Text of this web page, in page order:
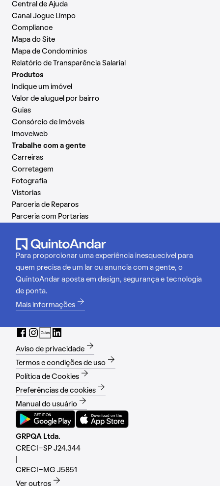
Central de Ajuda
Canal Jogue Limpo
Compliance
Mapa do Site
Mapa de Condomínios
Relatório de Transparência Salarial
Produtos
Indique um imóvel
Valor de aluguel por bairro
Guias
Consórcio de Imóveis
Imovelweb
Trabalhe com a gente
Carreiras
Corretagem
Fotografia
Vistorias
Parceria de Reparos
Parceria com Portarias
Para proporcionar uma experiência inesquecível para
quem precisa de um lar ou anuncia com a gente, o
QuintoAndar aposta em design, segurança e tecnologia
de ponta.
Mais informações
Aviso de privacidade
Termos e condições de uso
Política de Cookies
Preferências de cookies
Manual do usuário
GRPQA Ltda.
CRECI-SP J24.344
CRECI-MG J5851
Ver outros